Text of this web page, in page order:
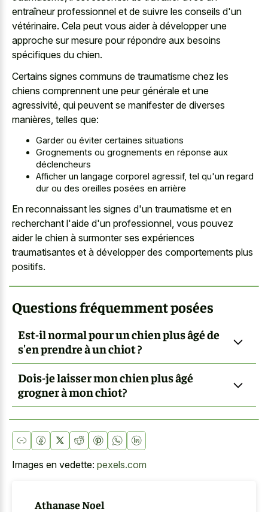
entraîneur professionnel et de suivre les conseils d'un
vétérinaire. Cela peut vous aider à développer une
approche sur mesure pour répondre aux besoins
spécifiques du chien.
Certains signes communs de traumatisme chez les
chiens comprennent une peur générale et une
agressivité, qui peuvent se manifester de diverses
manières, telles que:
Garder ou éviter certaines situations
Grognements ou grognements en réponse aux
déclencheurs
Afficher un langage corporel agressif, tel qu'un regard
dur ou des oreilles posées en arrière
En reconnaissant les signes d'un traumatisme et en
recherchant l'aide d'un professionnel, vous pouvez
aider le chien à surmonter ses expériences
traumatisantes et à développer des comportements plus
positifs.
Questions fréquemment posées
Est-il normal pour un chien plus âgé de
s'en prendre à un chiot ?
Dois-je laisser mon chien plus âgé
grogner à mon chiot?
Images en vedette: pexels.com
Athanase Noel